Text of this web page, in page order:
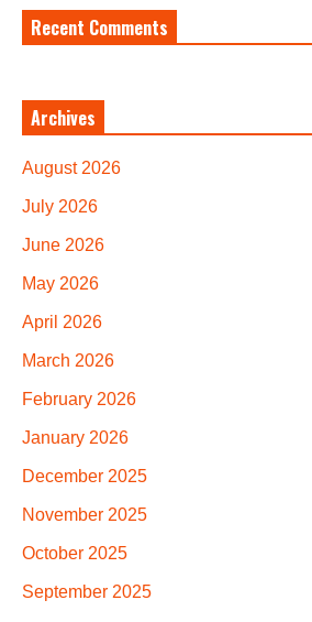
Recent Comments
Archives
August 2026
July 2026
June 2026
May 2026
April 2026
March 2026
February 2026
January 2026
December 2025
November 2025
October 2025
September 2025